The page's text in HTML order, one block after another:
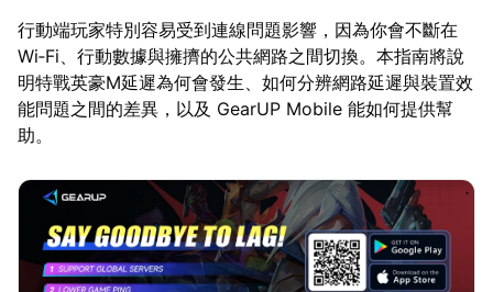
行動端玩家特別容易受到連線問題影響，因為你會不斷在
Wi‑Fi、行動數據與擁擠的公共網路之間切換。本指南將說
明特戰英豪M延遲為何會發生、如何分辨網路延遲與裝置效
能問題之間的差異，以及 GearUP Mobile 能如何提供幫
助。